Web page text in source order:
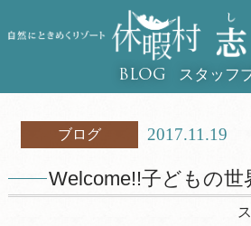
BLOG スタッフ
ブログ 2017.11.19
Welcome!!子どもの世